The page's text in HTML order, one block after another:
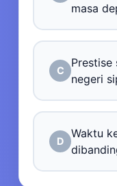
masa
C
Prestise
negeri
D
Waktu